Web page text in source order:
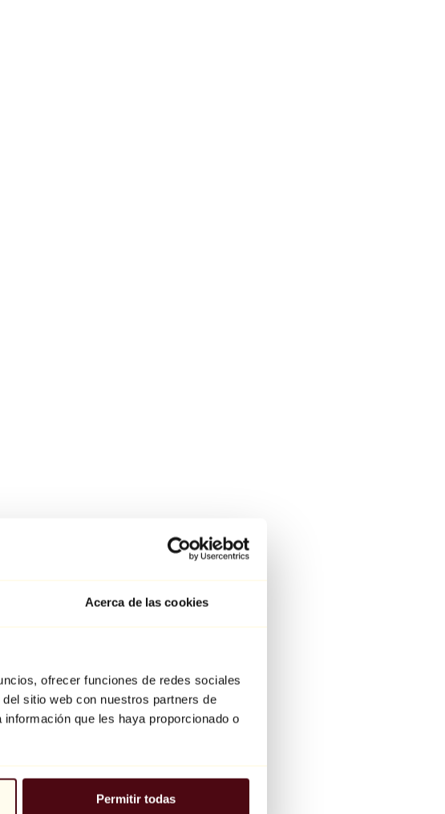
Acerca de las cookies
ofrecer funciones de redes sociales
sitio web con nuestros partners de
que les haya proporcionado o
Permitir todas